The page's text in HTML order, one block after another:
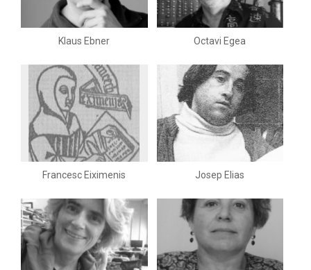
Klaus Ebner Octavi Egea
Francesc Eiximenis Josep Elias